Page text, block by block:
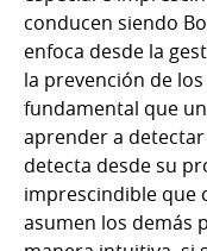
conducen siendo
enfoca desde la
la prevención de
fundamental que
aprender a
detecta desde su
imprescindible que
asumen los demás